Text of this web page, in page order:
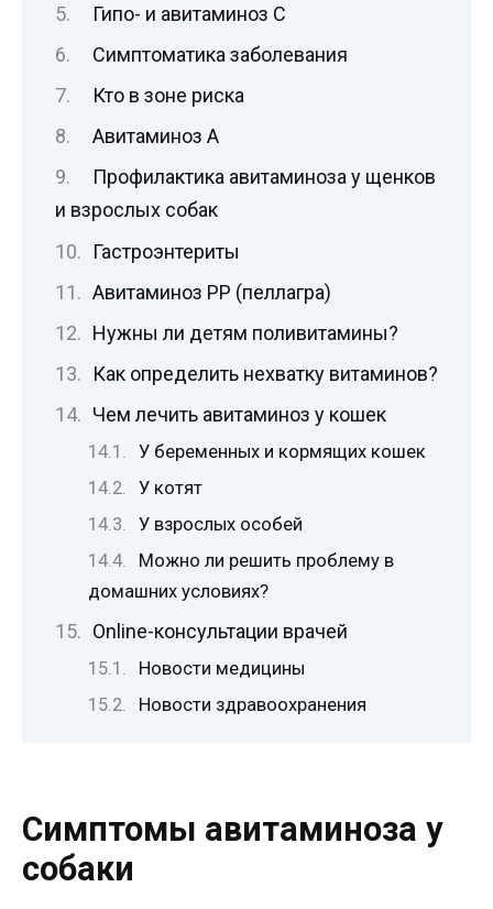
Гипо- и авитаминоз С
Симптоматика заболевания
Кто в зоне риска
Авитаминоз А
Профилактика авитаминоза у щенков
и взрослых собак
Гастроэнтериты
Авитаминоз PP (пеллагра)
Нужны ли детям поливитамины?
Как определить нехватку витаминов?
Чем лечить авитаминоз у кошек
У беременных и кормящих кошек
У котят
У взрослых особей
Можно ли решить проблему в
домашних условиях?
Online-консультации врачей
Новости медицины
Новости здравоохранения
Симптомы авитаминоза у
собаки